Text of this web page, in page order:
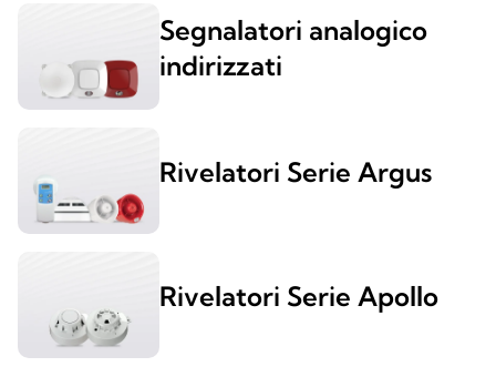
Segnalatori analogico
indirizzati
Rivelatori Serie Argus
Rivelatori Serie Apollo